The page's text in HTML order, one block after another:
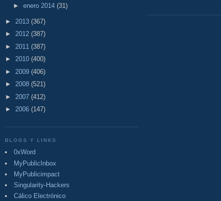
► enero 2014 (31)
► 2013 (367)
► 2012 (387)
► 2011 (387)
► 2010 (400)
► 2009 (406)
► 2008 (521)
► 2007 (412)
► 2006 (147)
BLOGS Y LINKS
0xWord
MyPublicInbox
MyPublicimpact
Singularity-Hackers
Cálico Electrónico